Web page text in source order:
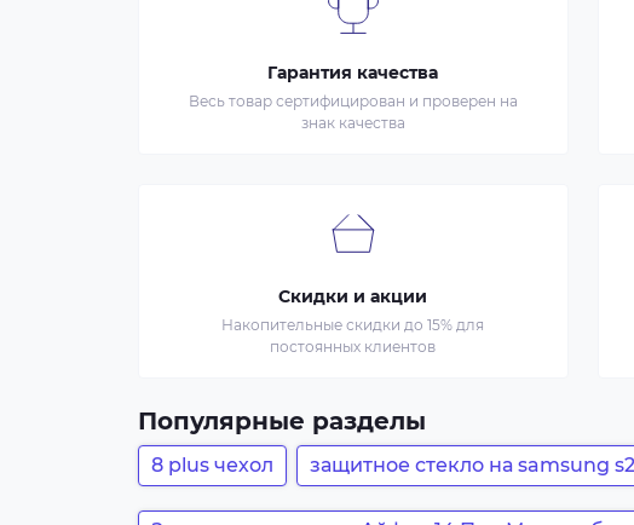
Гарантия качества
Весь товар сертифицирован и проверен на
знак качества
Скидки и акции
Накопительные скидки до 15% для
постоянных клиентов
Популярные разделы
8 plus чехол защитное стекло на samsung